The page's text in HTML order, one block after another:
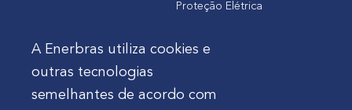
Proteção Elétrica
Cliente
Onde comprar produtos
A Enerbras utiliza cookies e
outras tecnologias
semelhantes de acordo com